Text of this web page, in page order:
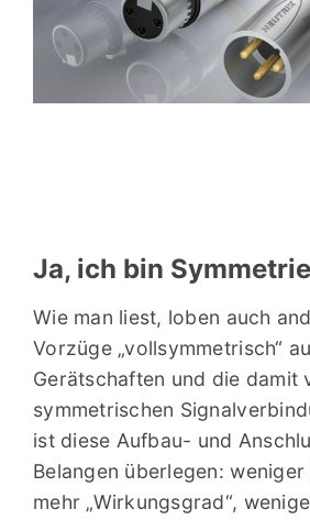
„Hier gerät die
symmetrisch
weiträumiger, luftiger
beweglicher,
Natürlichkeit und Anmut
Ja, ich bin
Wie man liest, loben auch
Vorzüge „vollsymmetrisch“
Gerätschaften und die damit
symmetrischen
ist diese Aufbau- und
Belangen überlegen:
mehr „Wirkungsgrad“,